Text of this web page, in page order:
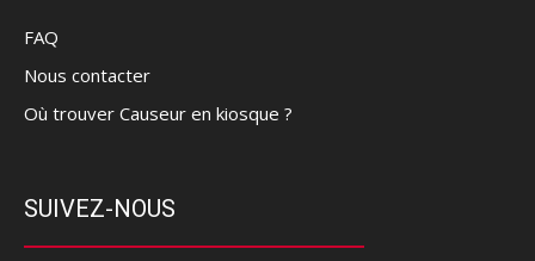
FAQ
Nous contacter
Où trouver Causeur en kiosque ?
SUIVEZ-NOUS